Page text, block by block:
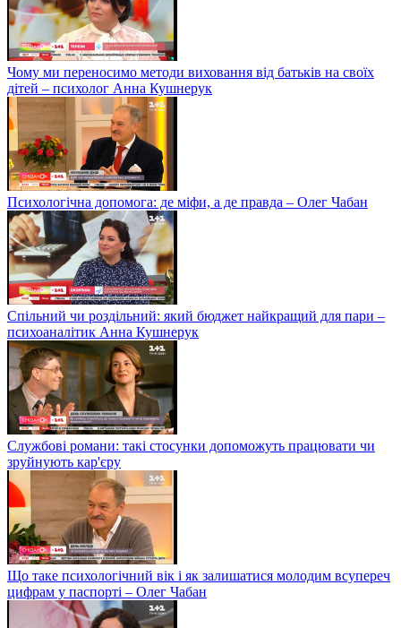
Чому ми переносимо методи виховання від батьків на своїх
дітей – психолог Анна Кушнерук
Психологічна допомога: де міфи, а де правда – Олег Чабан
Спільний чи роздільний: який бюджет найкращий для пари –
психоаналітик Анна Кушнерук
Службові романи: такі стосунки допоможуть працювати чи
зруйнують кар'єру
Що таке психологічний вік і як залишатися молодим всупереч
цифрам у паспорті – Олег Чабан